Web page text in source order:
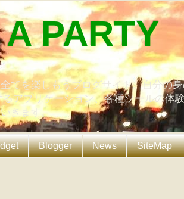
PARTY
を楽しもうブログサイト。自分の
アプリケーション、各種ツールの体
きます。
Blogger News SiteMap